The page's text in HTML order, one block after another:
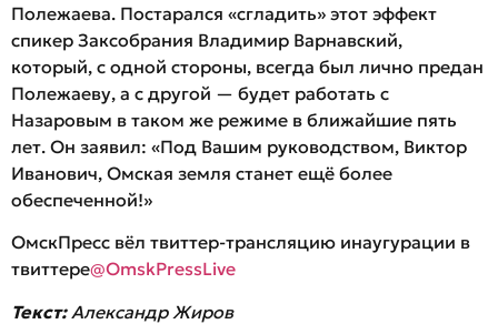
Полежаева. Постарался «сгладить» этот эффект
спикер Заксобрания Владимир Варнавский,
который, с одной стороны, всегда был лично предан
Полежаеву, а с другой — будет работать с
Назаровым в таком же режиме в ближайшие пять
лет. Он заявил: «Под Вашим руководством, Виктор
Иванович, Омская земля станет ещё более
обеспеченной!»
ОмскПресс вёл твиттер-трансляцию инаугурации в
твиттере@OmskPressLive
Текст: Александр Жиров